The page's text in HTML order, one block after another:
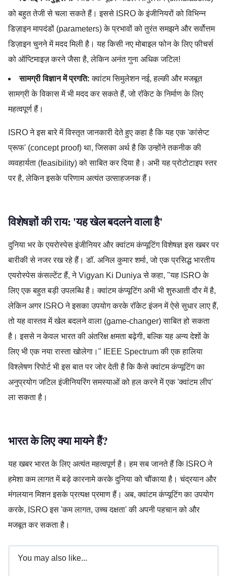
को बहुत तेजी से चला सकते हैं। इससे ISRO के इंजीनियरों को विभिन्न
डिज़ाइन मापदंडों (parameters) के प्रभावों को तुरंत समझने और सर्वोत्तम
डिज़ाइन चुनने में मदद मिली है। यह किसी नए मोबाइल फोन के लिए फीचर्स
को ऑप्टिमाइज़ करने जैसा है, लेकिन अनंत गुना अधिक जटिल!
सामग्री विज्ञान में प्रगति: क्वांटम सिमुलेशन नई, हल्की और मजबूत
सामग्री के विकास में भी मदद कर सकते हैं, जो रॉकेट के निर्माण के लिए
महत्वपूर्ण हैं।
ISRO ने इस बारे में विस्तृत जानकारी देते हुए कहा है कि यह एक 'कांसेप्ट
प्रूफ' (concept proof) था, जिसका अर्थ है कि उन्होंने तकनीक की
व्यवहार्यता (feasibility) को साबित कर दिया है। अभी यह प्रोटोटाइप स्तर
पर है, लेकिन इसके परिणाम अत्यंत उत्साहजनक हैं।
विशेषज्ञों की राय: 'यह खेल बदलने वाला है'
दुनिया भर के एयरोस्पेस इंजीनियर और क्वांटम कंप्यूटिंग विशेषज्ञ इस खबर पर
बारीकी से नजर रख रहे हैं। डॉ. अनिल कुमार शर्मा, जो एक प्रसिद्ध भारतीय
एयरोस्पेस कंसल्टेंट हैं, ने Vigyan Ki Duniya से कहा, "यह ISRO के
लिए एक बहुत बड़ी उपलब्धि है। क्वांटम कंप्यूटिंग अभी भी शुरुआती दौर में है,
लेकिन अगर ISRO ने इसका उपयोग करके रॉकेट इंजन में ऐसे सुधार लाए हैं,
तो यह वास्तव में खेल बदलने वाला (game-changer) साबित हो सकता
है। इससे न केवल भारत की अंतरिक्ष क्षमता बढ़ेगी, बल्कि यह अन्य देशों के
लिए भी एक नया रास्ता खोलेगा।" IEEE Spectrum की एक हालिया
विश्लेषण रिपोर्ट भी इस बात पर जोर देती है कि कैसे क्वांटम कंप्यूटिंग का
अनुप्रयोग जटिल इंजीनियरिंग समस्याओं को हल करने में एक 'क्वांटम लीप'
ला सकता है।
भारत के लिए क्या मायने हैं?
यह खबर भारत के लिए अत्यंत महत्वपूर्ण है। हम सब जानते हैं कि ISRO ने
हमेशा कम लागत में बड़े कारनामे करके दुनिया को चौंकाया है। चंद्रयान और
मंगलयान मिशन इसके प्रत्यक्ष प्रमाण हैं। अब, क्वांटम कंप्यूटिंग का उपयोग
करके, ISRO इस 'कम लागत, उच्च दक्षता' की अपनी पहचान को और
मजबूत कर सकता है।
You may also like...